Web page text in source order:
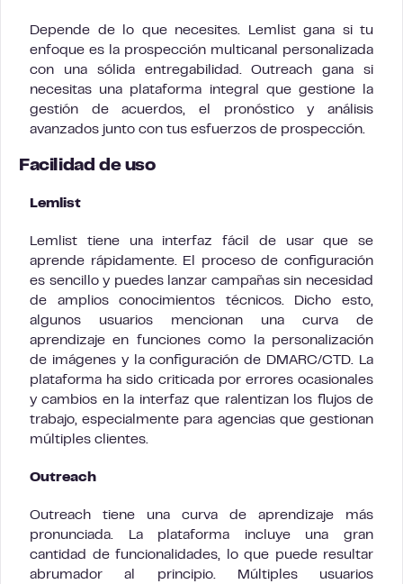
Depende de lo que necesites. Lemlist gana si tu
enfoque es la prospección multicanal personalizada
con una sólida entregabilidad. Outreach gana si
necesitas una plataforma integral que gestione la
gestión de acuerdos, el pronóstico y análisis
avanzados junto con tus esfuerzos de prospección.
Facilidad de uso
Lemlist
Lemlist tiene una interfaz fácil de usar que se
aprende rápidamente. El proceso de configuración
es sencillo y puedes lanzar campañas sin necesidad
de amplios conocimientos técnicos. Dicho esto,
algunos usuarios mencionan una curva de
aprendizaje en funciones como la personalización
de imágenes y la configuración de DMARC/CTD. La
plataforma ha sido criticada por errores ocasionales
y cambios en la interfaz que ralentizan los flujos de
trabajo, especialmente para agencias que gestionan
múltiples clientes.
Outreach
Outreach tiene una curva de aprendizaje más
pronunciada. La plataforma incluye una gran
cantidad de funcionalidades, lo que puede resultar
abrumador al principio. Múltiples usuarios